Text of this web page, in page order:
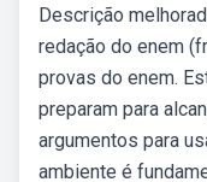
Descrição
redação do enem
provas do enem.
preparam para
argumentos para
ambiente é